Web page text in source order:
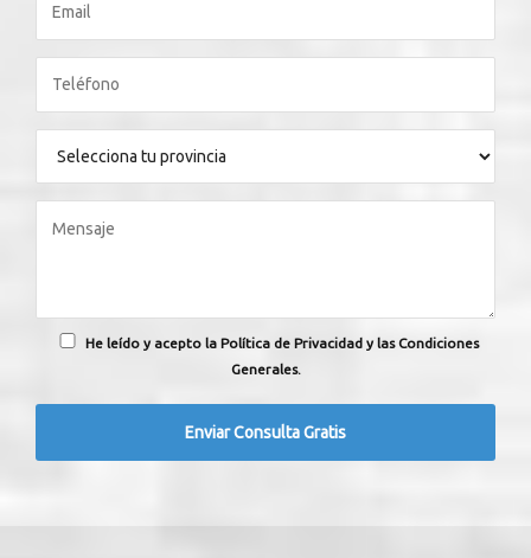
He leído y acepto la Política de Privacidad y las Condiciones
Generales.